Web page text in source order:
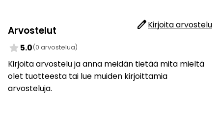
Arvostelut editKirjoita arvostelu
star 5.0(0 arvostelua)
Kirjoita arvostelu ja anna meidän tietää mitä mieltä
olet tuotteesta tai lue muiden kirjoittamia
arvosteluja.